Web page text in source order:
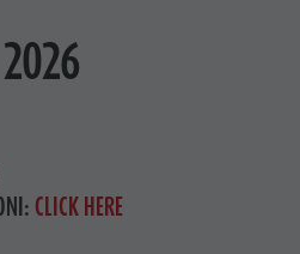
CLICK HERE